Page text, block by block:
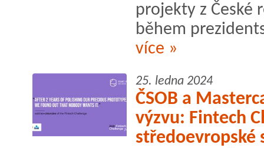
projekty z České
během
více »
25. ledna 2024
ČSOB a
výzvu: Fintech
středoevropské